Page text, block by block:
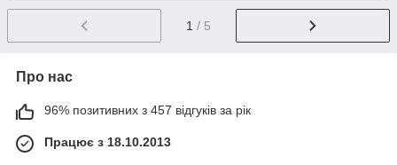
1 / 5
Про нас
96% позитивних з 457 відгуків за рік
Працює з 18.10.2013